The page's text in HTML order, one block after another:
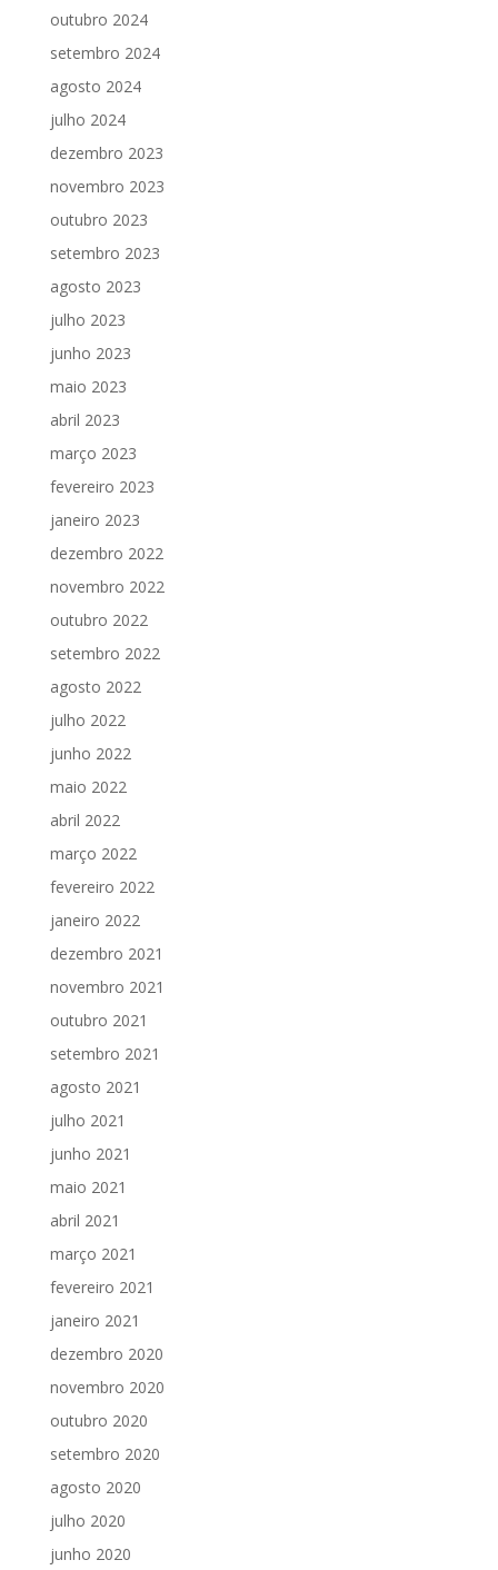
outubro 2024
setembro 2024
agosto 2024
julho 2024
dezembro 2023
novembro 2023
outubro 2023
setembro 2023
agosto 2023
julho 2023
junho 2023
maio 2023
abril 2023
março 2023
fevereiro 2023
janeiro 2023
dezembro 2022
novembro 2022
outubro 2022
setembro 2022
agosto 2022
julho 2022
junho 2022
maio 2022
abril 2022
março 2022
fevereiro 2022
janeiro 2022
dezembro 2021
novembro 2021
outubro 2021
setembro 2021
agosto 2021
julho 2021
junho 2021
maio 2021
abril 2021
março 2021
fevereiro 2021
janeiro 2021
dezembro 2020
novembro 2020
outubro 2020
setembro 2020
agosto 2020
julho 2020
junho 2020